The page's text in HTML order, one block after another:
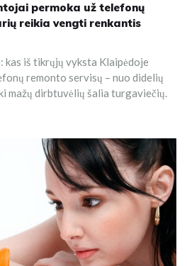
permoka už telefonų
reikia vengti renkantis
kas iš tikrųjų vyksta Klaipėdoje
remonto servisų – nuo didelių
mažų dirbtuvėlių šalia turgaviečių.